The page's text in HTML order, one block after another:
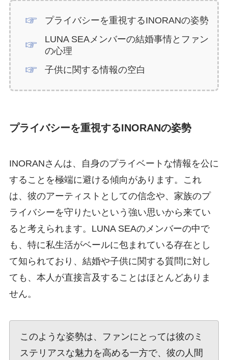
プライバシーを重視するINORANの姿勢
LUNA SEAメンバーの結婚事情とファン
の心理
子供に関する情報の空白
プライバシーを重視するINORANの姿勢
INORANさんは、自身のプライベートな情報を公に
することを極端に避ける傾向があります。これ
は、彼のアーティストとしての信念や、家族のプ
ライバシーを守りたいという強い思いから来てい
ると考えられます。LUNA SEAのメンバーの中で
も、特に私生活がベールに包まれている存在とし
て知られており、結婚や子供に関する質問に対し
ても、本人が直接言及することはほとんどありま
せん。
このような姿勢は、ファンにとっては彼のミ
ステリアスな魅力を高める一方で、彼の人間